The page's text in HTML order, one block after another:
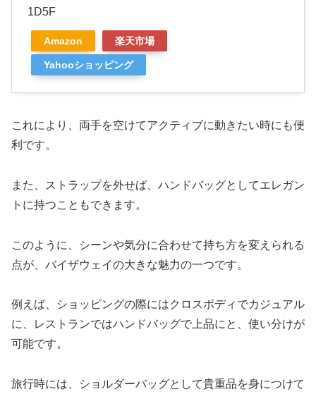
1D5F
Amazon 楽天市場
Yahooショッピング
これにより、両手を空けてアクティブに動きたい時にも便
利です。
また、ストラップを外せば、ハンドバッグとしてエレガン
トに持つこともできます。
このように、シーンや気分に合わせて持ち方を変えられる
点が、バイザウェイの大きな魅力の一つです。
例えば、ショッピングの際にはクロスボディでカジュアル
に、レストランではハンドバッグで上品にと、使い分けが
可能です。
旅行時には、ショルダーバッグとして貴重品を身につけて